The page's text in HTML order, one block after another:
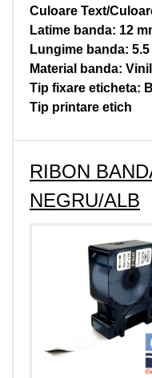
Culoare Text/
Latime banda: 12
Lungime banda: 5.5
Material banda: Vinil
Tip fixare eticheta:
Tip printare etich
RIBON
NEGRU/ALB